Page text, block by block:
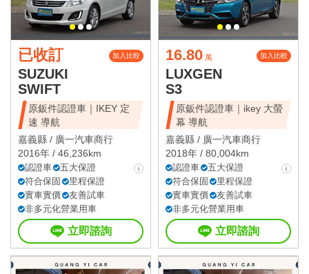
已收訂 加入比較
SUZUKI
SWIFT
原鈑件認證車｜IKEY 定
速 導航
嘉義縣 / 廣一汽車商行
2016年 / 46,236km
認證車
五大保證
符合保固
里程保證
實車實價
友善試車
非多元化營業用車
立即諮詢
16.80 萬 加入比較
LUXGEN
S3
原鈑件認證車｜ikey 大螢
幕 導航
嘉義縣 / 廣一汽車商行
2018年 / 80,004km
認證車
五大保證
符合保固
里程保證
實車實價
友善試車
非多元化營業用車
立即諮詢